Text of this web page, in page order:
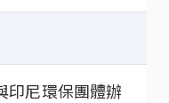
印尼環保團體辦